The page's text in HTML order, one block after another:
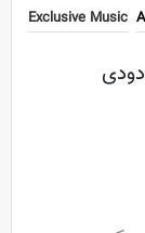
Exclusive Music